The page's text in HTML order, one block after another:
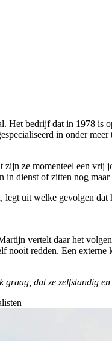
Het bedrijf dat in 1978
in onder
ze momenteel een
in dienst of zitten nog
uit welke gevolgen
vertelt daar het
redden. Een
dat ze zelfstandig